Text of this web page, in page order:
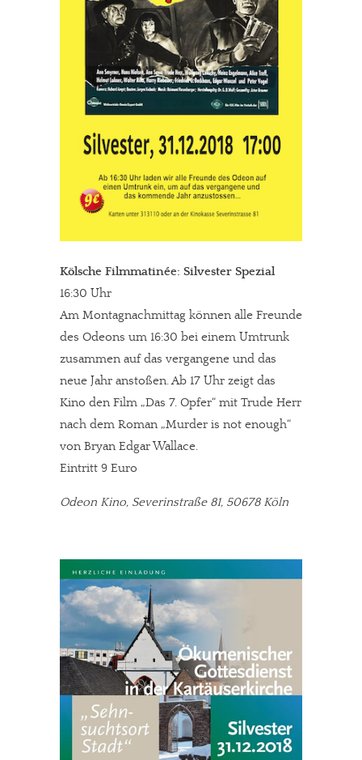
Kölsche Filmmatinée: Silvester Spezial
16:30 Uhr
Am Montagnachmittag können alle Freunde
des Odeons um 16:30 bei einem Umtrunk
zusammen auf das vergangene und das
neue Jahr anstoßen. Ab 17 Uhr zeigt das
Kino den Film „Das 7. Opfer“ mit Trude Herr
nach dem Roman „Murder is not enough“
von Bryan Edgar Wallace.
Eintritt 9 Euro
Odeon Kino, Severinstraße 81, 50678 Köln